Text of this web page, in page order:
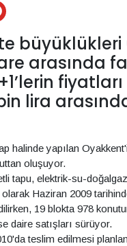
büyüklükleri
arasında
fiyatları
lira
halinde yapılan
oluşuyor.
tapu, elektrik-su-doğalgaz
olarak Haziran 2009
19 blokta 978
daire satışları sürüyor.
teslim edilmesi